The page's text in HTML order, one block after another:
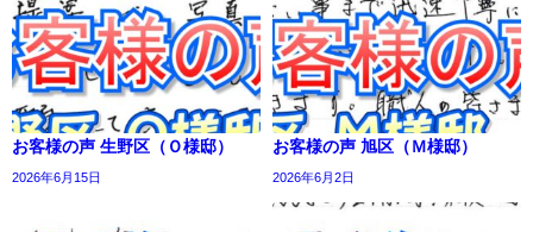
お客様の声 生野区（Ｏ様邸）
2026年6月15日
お客様の声 旭区（Ｍ様邸）
2026年6月2日